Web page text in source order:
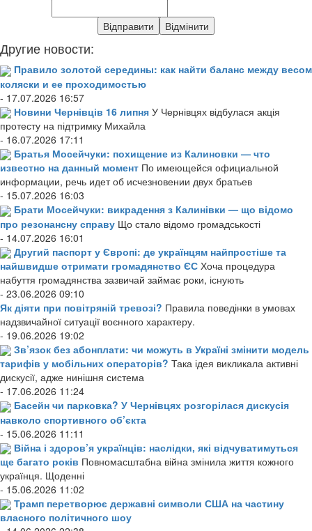
Другие новости:
Правило золотой середины: как найти баланс между весом
коляски и ее проходимостью
- 17.07.2026 16:57
Новини Чернівців 16 липня У Чернівцях відбулася акція
протесту на підтримку Михайла
- 16.07.2026 17:11
Братья Мосейчуки: похищение из Калиновки — что
известно на данный момент По имеющейся официальной
информации, речь идет об исчезновении двух братьев
- 15.07.2026 16:03
Брати Мосейчуки: викрадення з Калинівки — що відомо
про резонансну справу Що стало відомо громадськості
- 14.07.2026 16:01
Другий паспорт у Європі: де українцям найпростіше та
найшвидше отримати громадянство ЄС Хоча процедура
набуття громадянства зазвичай займає роки, існують
- 23.06.2026 09:10
Як діяти при повітряній тревозі? Правила поведінки в умовах
надзвичайної ситуації воєнного характеру.
- 19.06.2026 19:02
Зв’язок без абонплати: чи можуть в Україні змінити модель
тарифів у мобільних операторів? Така ідея викликала активні
дискусії, адже нинішня система
- 17.06.2026 11:24
Басейн чи парковка? У Чернівцях розгорілася дискусія
навколо спортивного об’єкта
- 15.06.2026 11:11
Війна і здоров’я українців: наслідки, які відчуватимуться
ще багато років Повномасштабна війна змінила життя кожного
українця. Щоденні
- 15.06.2026 11:02
Трамп перетворює державні символи США на частину
власного політичного шоу